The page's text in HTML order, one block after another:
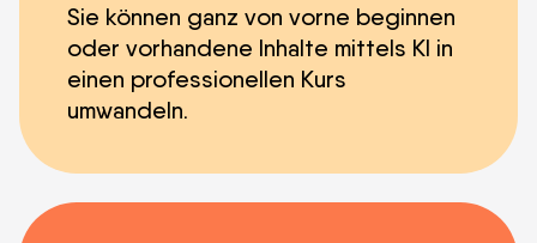
Sie können ganz von vorne beginnen
oder vorhandene Inhalte mittels KI in
einen professionellen Kurs
umwandeln.